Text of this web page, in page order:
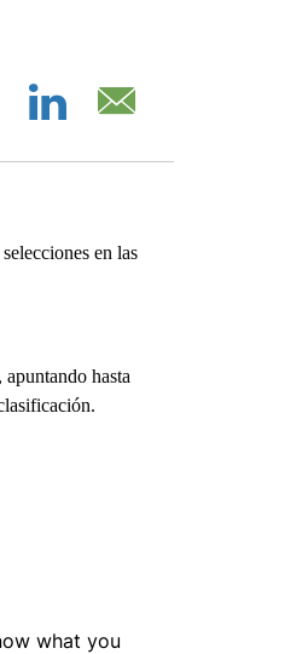
en las
hasta
what you